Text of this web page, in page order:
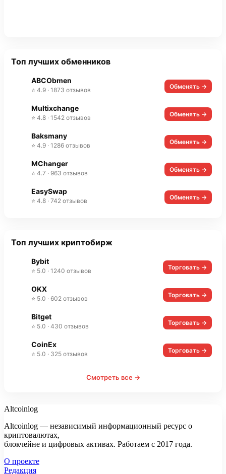
Топ лучших обменников
ABCObmen
⭐ 4.9 · 1873 отзывов Обменять →
Multixchange
⭐ 4.8 · 1542 отзывов Обменять →
Baksmany
⭐ 4.9 · 1286 отзывов Обменять →
MChanger
⭐ 4.7 · 963 отзывов Обменять →
EasySwap
⭐ 4.8 · 742 отзывов Обменять →
Топ лучших криптобирж
Bybit
⭐ 5.0 · 1240 отзывов Торговать →
OKX
⭐ 5.0 · 602 отзывов Торговать →
Bitget
⭐ 5.0 · 430 отзывов Торговать →
CoinEx
⭐ 5.0 · 325 отзывов Торговать →
Смотреть все →
Altcoinlog
Altcoinlog — независимый информационный ресурс о
криптовалютах,
блокчейне и цифровых активах. Работаем с 2017 года.
О проекте
Редакция